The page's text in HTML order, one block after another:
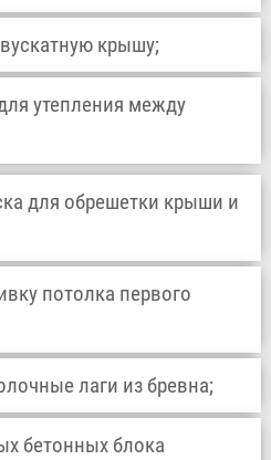
крышу;
утепления между
для обрешетки крыши и
потолка первого
лаги из бревна;
бетонных блока